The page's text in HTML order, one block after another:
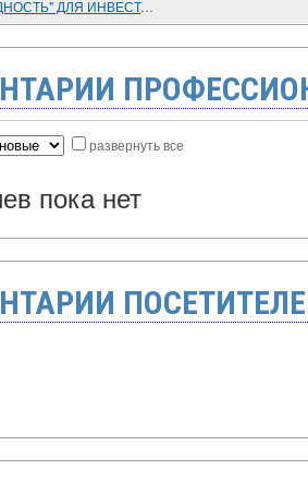
АЛЖИР: "РИСК/ДОХОДНОСТЬ" ДЛЯ ИНВЕСТОРА
развернуть все
пока нет